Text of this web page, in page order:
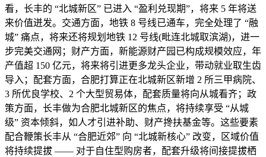
看，长丰的 “北城新区” 已进入 “盈利兑现期”，将来 5 年将送
来价值迸发。交通方面，地铁 8 号线已通车，完全处理了 “融
城” 痛点，将来还将规划地铁 12 号线(毗连北城取滨湖)，进一
步完美交通网；财产方面，新能源财产园已构成规模效应，年
产值超 150 亿元，将来将引进更多龙头企业，带动就业取生齿
导入；配套方面，合肥打算正在北城新区新增 2 所三甲病院、
3 所优良学校、2 个大型贸易体，配套质量将向从城看齐；政
策方面，长丰做为合肥北城新区的焦点，将持续享受 “从城
级” 资本倾斜，如人才引进补助、财产搀扶基金等。这些要素
配合鞭策长丰从 “合肥近郊” 向 “北城新核心” 改变，区域价值
将持续提拔 —— 对于自住型购房者，配套升级将间接提拔栖